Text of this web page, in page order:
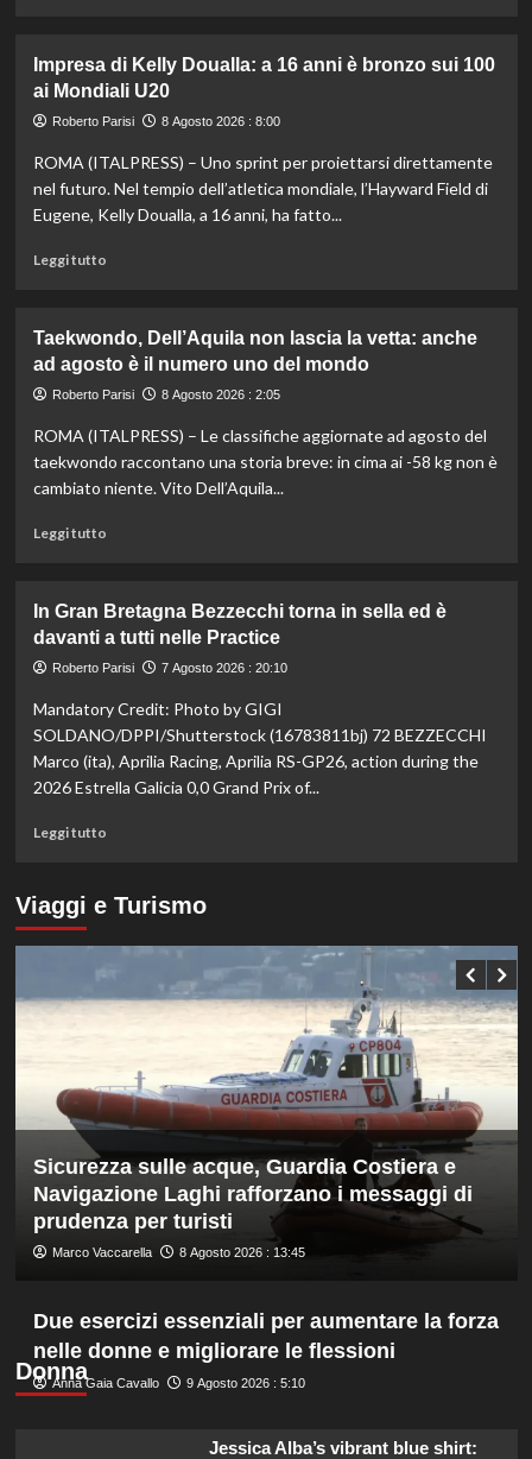
Nuoto
di
fondo,
d’argento
nella
staffetta
Impresa di Kelly Doualla: a 16 anni è bronzo sui 100
ai Mondiali U20
Roberto Parisi 8 Agosto 2026 : 8:00
ROMA (ITALPRESS) – Uno sprint per proiettarsi direttamente
nel futuro. Nel tempio dell’atletica mondiale, l’Hayward Field di
Eugene, Kelly Doualla, a 16 anni, ha fatto...
Leggi tuttoLeggi
Impresa
di
Kelly
a
16
anni
Mondiali
U20
Taekwondo, Dell’Aquila non lascia la vetta: anche
ad agosto è il numero uno del mondo
Roberto Parisi 8 Agosto 2026 : 2:05
ROMA (ITALPRESS) – Le classifiche aggiornate ad agosto del
taekwondo raccontano una storia breve: in cima ai -58 kg non è
cambiato niente. Vito Dell’Aquila...
Leggi tuttoLeggi
Taekwondo,
Dell’Aquila
non
la
vetta:
anche
ad
del
In Gran Bretagna Bezzecchi torna in sella ed è
davanti a tutti nelle Practice
Roberto Parisi 7 Agosto 2026 : 20:10
Mandatory Credit: Photo by GIGI
SOLDANO/DPPI/Shutterstock (16783811bj) 72 BEZZECCHI
Marco (ita), Aprilia Racing, Aprilia RS-GP26, action during the
2026 Estrella Galicia 0,0 Grand Prix of...
Leggi tuttoLeggi
su
Gran
Bezzecchi
torna
è
davanti
tutti
nelle
Practice
Viaggi e Turismo
Sicurezza sulle acque, Guardia Costiera e
Navigazione Laghi rafforzano i messaggi di
prudenza per turisti
Marco Vaccarella 8 Agosto 2026 : 13:45
Donna
Due esercizi essenziali per aumentare la forza
nelle donne e migliorare le flessioni
Anna Gaia Cavallo 9 Agosto 2026 : 5:10
Jessica Alba’s vibrant blue shirt: